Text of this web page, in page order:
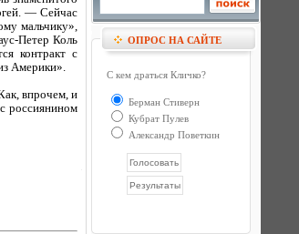
— Сейчас
мальчику»,
Петер Коль
контракт с
Америки».
впрочем, и
россиянином
ОПРОС НА САЙТЕ
С кем драться Кличко?
Берман Стиверн
Кубрат Пулев
Александр Поветкин